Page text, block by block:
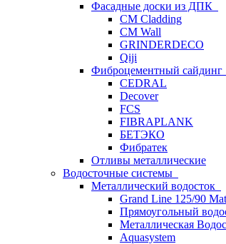
Фасадные доски из ДПК
CM Cladding
CM Wall
GRINDERDECO
Qiji
Фиброцементный сайдинг
CEDRAL
Decover
FCS
FIBRAPLANK
БЕТЭКО
Фибратек
Отливы металлические
Водосточные системы
Металлический водосток
Grand Line 125/90
Прямоугольный
Металлическая
Aquasystem